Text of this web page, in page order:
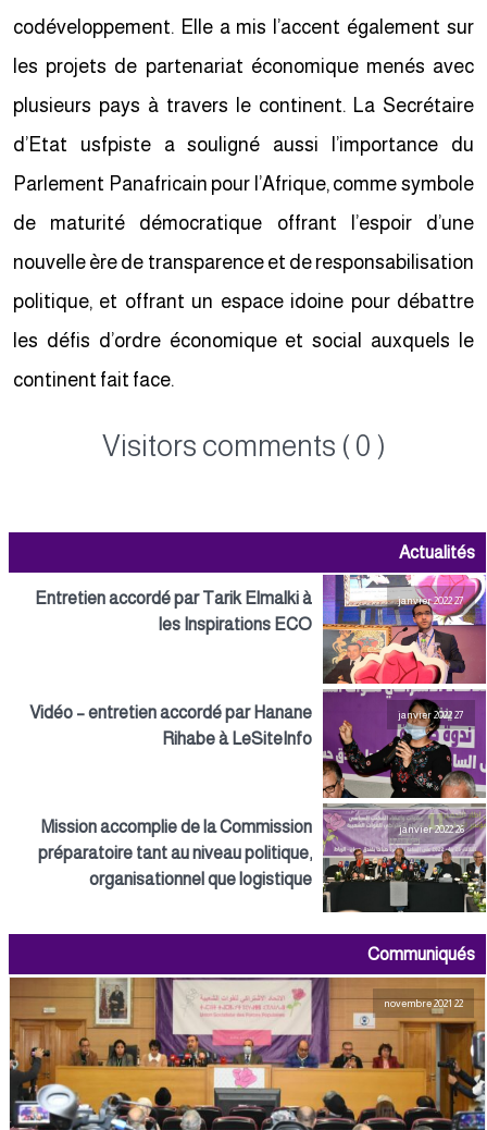
codéveloppement. Elle a mis l’accent également sur
les projets de partenariat économique menés avec
plusieurs pays à travers le continent. La Secrétaire
d’Etat usfpiste a souligné aussi l’importance du
Parlement Panafricain pour l’Afrique, comme symbole
de maturité démocratique offrant l’espoir d’une
nouvelle ère de transparence et de responsabilisation
politique, et offrant un espace idoine pour débattre
les défis d’ordre économique et social auxquels le
continent fait face.
Visitors comments ( 0 )
Actualités
27 janvier 2022
Entretien accordé par Tarik Elmalki à
les Inspirations ECO
27 janvier 2022
Vidéo – entretien accordé par Hanane
Rihabe à LeSiteInfo
26 janvier 2022
Mission accomplie de la Commission
préparatoire tant au niveau politique,
organisationnel que logistique
Communiqués
22 novembre 2021